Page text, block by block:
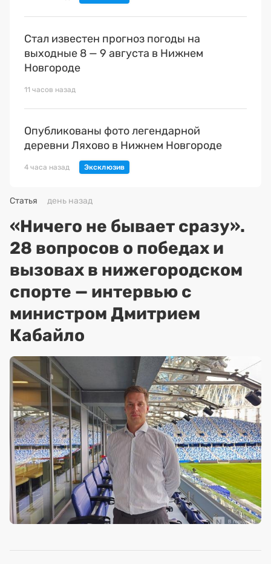
Стал известен прогноз погоды на
выходные 8 — 9 августа в Нижнем
Новгороде
11 часов назад
Опубликованы фото легендарной
деревни Ляхово в Нижнем Новгороде
4 часа назад
Статья день назад
«Ничего не бывает сразу».
28 вопросов о победах и
вызовах в нижегородском
спорте — интервью с
министром Дмитрием
Кабайло